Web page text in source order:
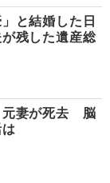
と結婚した日
残した遺産総
元妻が死去 脳